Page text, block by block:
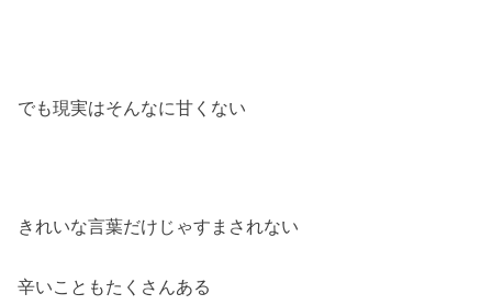
でも現実はそんなに甘くない
きれいな言葉だけじゃすまされない
辛いこともたくさんある